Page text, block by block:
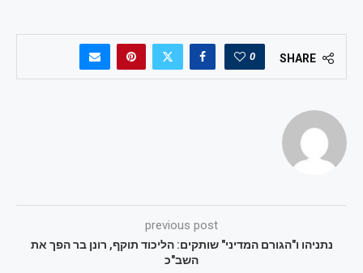
SHARE
0
previous post
נתניהו ו"הגורם המדיני" שותקים: הליכוד תוקף, רונן בר הפך את
השב"כ